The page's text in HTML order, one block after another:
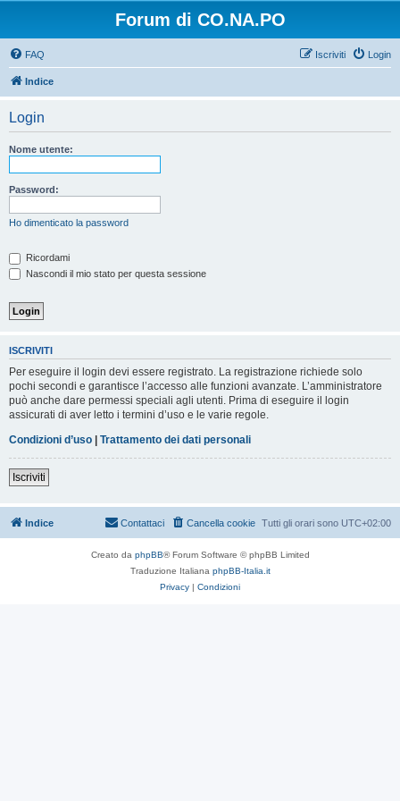
Forum di CO.NA.PO
FAQ Login
Iscriviti
Indice
Login
Nome utente:
Password:
Ho dimenticato la password
Ricordami
Nascondi il mio stato per questa sessione
ISCRIVITI
Per eseguire il login devi essere registrato. La registrazione richiede solo
pochi secondi e garantisce l’accesso alle funzioni avanzate. L’amministratore
può anche dare permessi speciali agli utenti. Prima di eseguire il login
assicurati di aver letto i termini d’uso e le varie regole.
Condizioni d’uso | Trattamento dei dati personali
Iscriviti
Indice Tutti gli orari sono UTC+02:00
Cancella cookie
Contattaci
Creato da phpBB® Forum Software © phpBB Limited
Traduzione Italiana phpBB-Italia.it
Privacy | Condizioni